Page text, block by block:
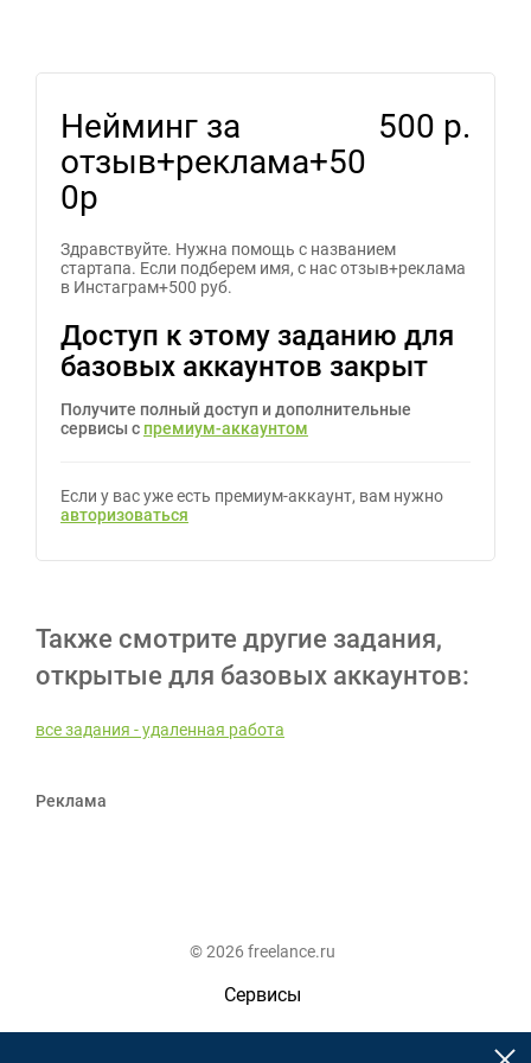
Нейминг за
отзыв+реклама+50
0р
500 р.
Здравствуйте. Нужна помощь с названием
стартапа. Если подберем имя, с нас отзыв+реклама
в Инстаграм+500 руб.
Доступ к этому заданию для
базовых аккаунтов закрыт
Получите полный доступ и дополнительные
сервисы с премиум-аккаунтом
Если у вас уже есть премиум-аккаунт, вам нужно
авторизоваться
Также смотрите другие задания,
открытые для базовых аккаунтов:
все задания - удаленная работа
Реклама
© 2026 freelance.ru
Сервисы
Помощь